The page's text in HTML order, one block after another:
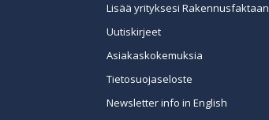
Lisää yrityksesi Rakennusfaktaan
Uutiskirjeet
Asiakaskokemuksia
Tietosuojaseloste
Newsletter info in English